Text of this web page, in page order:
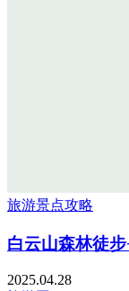
旅游景点攻略
白云山森林徒
2025.04.28